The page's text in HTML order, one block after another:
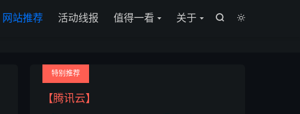


网站推荐 活动线报 值得一看 关于
特别推荐
【腾讯云】